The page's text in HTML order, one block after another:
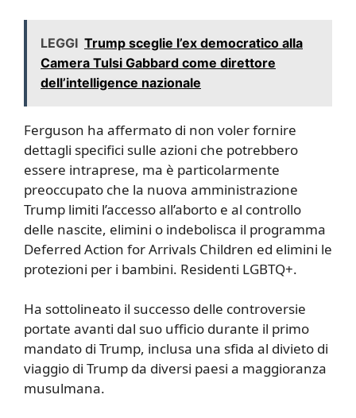
LEGGI Trump sceglie l’ex democratico alla
Camera Tulsi Gabbard come direttore
dell’intelligence nazionale
Ferguson ha affermato di non voler fornire
dettagli specifici sulle azioni che potrebbero
essere intraprese, ma è particolarmente
preoccupato che la nuova amministrazione
Trump limiti l’accesso all’aborto e al controllo
delle nascite, elimini o indebolisca il programma
Deferred Action for Arrivals Children ed elimini le
protezioni per i bambini. Residenti LGBTQ+.
Ha sottolineato il successo delle controversie
portate avanti dal suo ufficio durante il primo
mandato di Trump, inclusa una sfida al divieto di
viaggio di Trump da diversi paesi a maggioranza
musulmana.